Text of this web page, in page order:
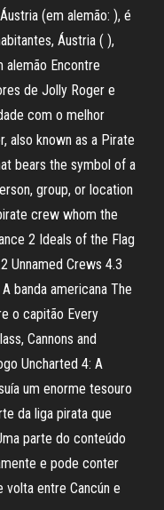
(em alemão: ), é
Áustria ( ),
alemão Encontre
de Jolly Roger e
com o melhor
also known as a Pirate
bears the symbol of a
group, or location
crew whom the
2 Ideals of the Flag
Unnamed Crews 4.3
banda americana The
o capitão Every
Cannons and
Uncharted 4: A
um enorme tesouro
da liga pirata que
parte do conteúdo
e pode conter
volta entre Cancún e